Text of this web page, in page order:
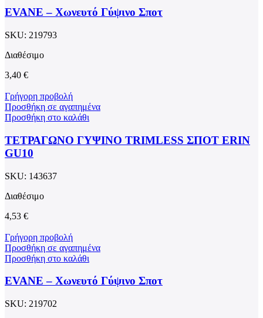
EVANE – Χωνευτό Γύψινο Σποτ
SKU: 219793
Διαθέσιμο
3,40 €
Γρήγορη προβολή
Προσθήκη σε αγαπημένα
Προσθήκη στο καλάθι
ΤΕΤΡΑΓΩΝΟ ΓΥΨΙΝΟ TRIMLESS ΣΠΟΤ ERIN
GU10
SKU: 143637
Διαθέσιμο
4,53 €
Γρήγορη προβολή
Προσθήκη σε αγαπημένα
Προσθήκη στο καλάθι
EVANE – Χωνευτό Γύψινο Σποτ
SKU: 219702